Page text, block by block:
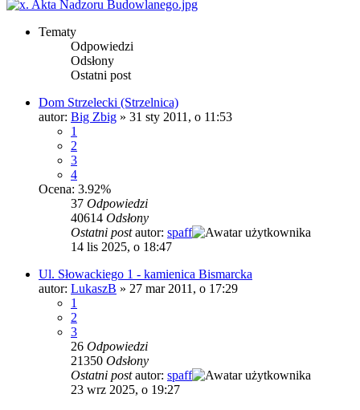
Tematy
Odpowiedzi
Odsłony
Ostatni post
Dom Strzelecki (Strzelnica)
autor: Big Zbig » 31 sty 2011, o 11:53
1
2
3
4
Ocena: 3.92%
37 Odpowiedzi
40614 Odsłony
Ostatni postautor: spaff
14 lis 2025, o 18:47
Ul. Słowackiego 1 - kamienica Bismarcka
autor: LukaszB » 27 mar 2011, o 17:29
1
2
3
26 Odpowiedzi
21350 Odsłony
Ostatni postautor: spaff
23 wrz 2025, o 19:27